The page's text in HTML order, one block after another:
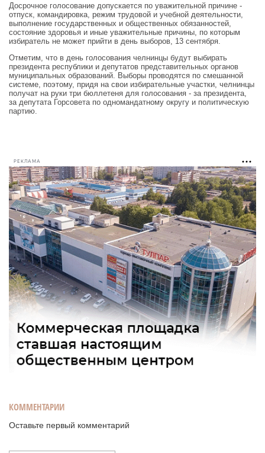
Досрочное голосование допускается по уважительной причине -
отпуск, командировка, режим трудовой и учебной деятельности,
выполнение государственных и общественных обязанностей,
состояние здоровья и иные уважительные причины, по которым
избиратель не может прийти в день выборов, 13 сентября.
Отметим, что в день голосования челнинцы будут выбирать
президента республики и депутатов представительных органов
муниципальных образований. Выборы проводятся по смешанной
системе, поэтому, придя на свои избирательные участки, челнинцы
получат на руки три бюллетеня для голосования - за президента,
за депутата Горсовета по одномандатному округу и политическую
партию.
РЕКЛАМА
КОММЕНТАРИИ
Оставьте первый комментарий